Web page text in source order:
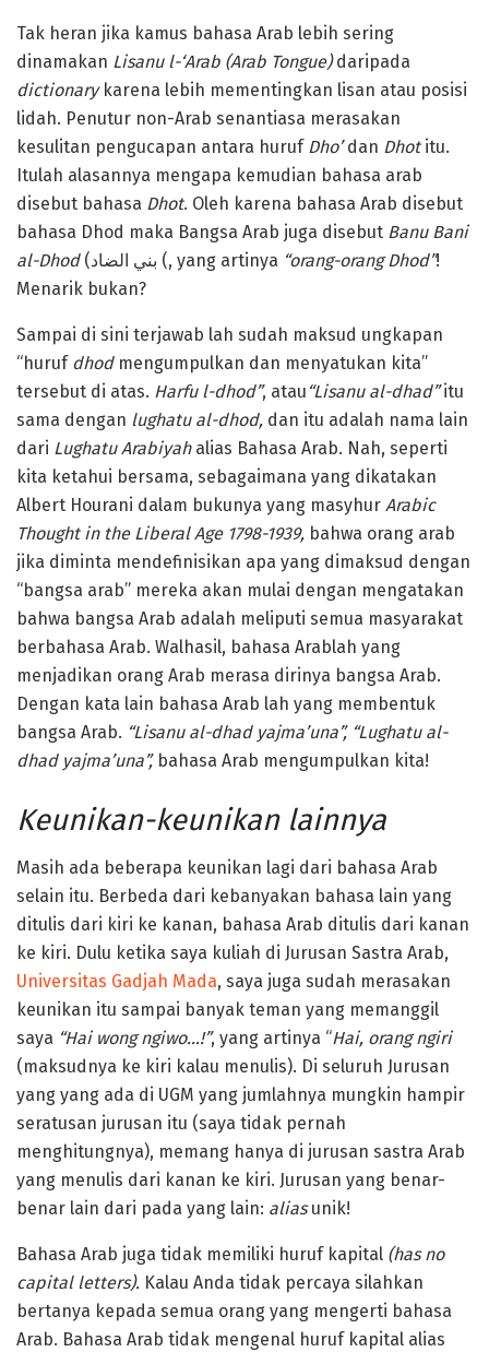
Tak heran jika kamus bahasa Arab lebih sering
dinamakan Lisanu l-‘Arab (Arab Tongue)daripada
dictionarykarena lebih mementingkan lisan atau posisi
lidah. Penutur non-Arab senantiasa merasakan
kesulitan pengucapan antara huruf Dho’dan Dhotitu.
Itulah alasannya mengapa kemudian bahasa arab
disebut bahasa Dhot. Oleh karena bahasa Arab disebut
bahasa Dhod maka Bangsa Arab juga disebut Banu Bani
al-Dhod
(بني الضاد (, yang artinya “orang-orang Dhod”!
Menarik bukan?
Sampai di sini terjawab lah sudah maksud ungkapan
“huruf dhodmengumpulkan dan menyatukan kita”
tersebut di atas. Harfu l-dhod”, atau “Lisanu al-dhad”itu
sama dengan lughatu al-dhod, dan itu adalah nama lain
dari Lughatu Arabiyah alias Bahasa Arab. Nah, seperti
kita ketahui bersama, sebagaimana yang dikatakan
Albert Hourani dalam bukunya yang masyhur Arabic
Thought in the Liberal Age 1798-1939, bahwa orang arab
jika diminta mendefinisikan apa yang dimaksud dengan
“bangsa arab” mereka akan mulai dengan mengatakan
bahwa bangsa Arab adalah meliputi semua masyarakat
berbahasa Arab. Walhasil, bahasa Arablah yang
menjadikan orang Arab merasa dirinya bangsa Arab.
Dengan kata lain bahasa Arab lah yang membentuk
bangsa Arab. “Lisanu al-dhad yajma’una”, “Lughatu al-
dhad yajma’una”, bahasa Arab mengumpulkan kita!
Keunikan-keunikan lainnya
Masih ada beberapa keunikan lagi dari bahasa Arab
selain itu. Berbeda dari kebanyakan bahasa lain yang
ditulis dari kiri ke kanan, bahasa Arab ditulis dari kanan
ke kiri. Dulu ketika saya kuliah di Jurusan Sastra Arab,
Universitas Gadjah Mada, saya juga sudah merasakan
keunikan itu sampai banyak teman yang memanggil
saya “Hai wong ngiwo…!”, yang artinya “Hai, orang ngiri
(maksudnya ke kiri kalau menulis). Di seluruh Jurusan
yang yang ada di UGM yang jumlahnya mungkin hampir
seratusan jurusan itu (saya tidak pernah
menghitungnya), memang hanya di jurusan sastra Arab
yang menulis dari kanan ke kiri. Jurusan yang benar-
benar lain dari pada yang lain: aliasunik!
Bahasa Arab juga tidak memiliki huruf kapital (has no
capital letters). Kalau Anda tidak percaya silahkan
bertanya kepada semua orang yang mengerti bahasa
Arab. Bahasa Arab tidak mengenal huruf kapital alias